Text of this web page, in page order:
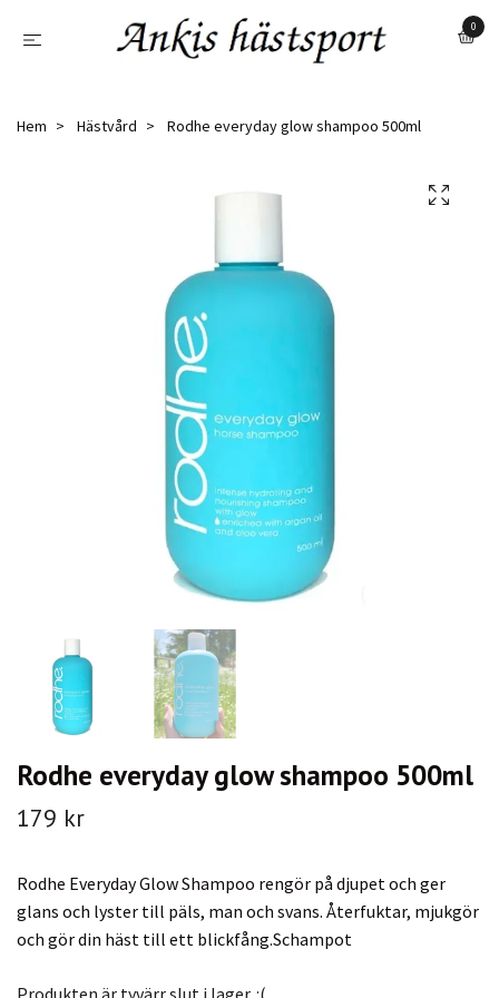
0
Hem Hästvård Rodhe everyday glow shampoo 500ml
Rodhe everyday glow shampoo 500ml
179 kr
Rodhe Everyday Glow Shampoo rengör på djupet och ger
glans och lyster till päls, man och svans. Återfuktar, mjukgör
och gör din häst till ett blickfång.Schampot
Produkten är tyvärr slut i lager. :(